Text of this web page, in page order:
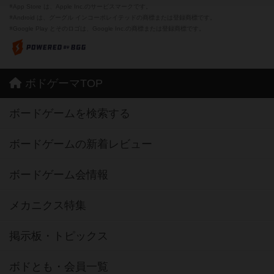
ボドゲーマTOP
ボードゲームを検索する
ボードゲームの新着レビュー
ボードゲーム会情報
メカニクス特集
掲示板・トピックス
ボドとも・会員一覧